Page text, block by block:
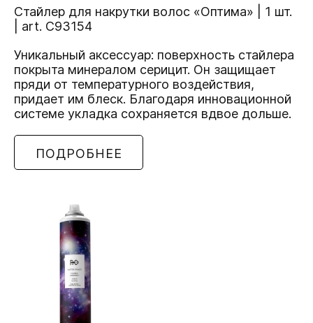
Стайлер для накрутки волос «Оптима» | 1 шт.
| art. C93154
Уникальный аксессуар: поверхность стайлера
покрыта минералом серицит. Он защищает
пряди от температурного воздействия,
придает им блеск. Благодаря инновационной
системе укладка сохраняется вдвое дольше.
ПОДРОБНЕЕ